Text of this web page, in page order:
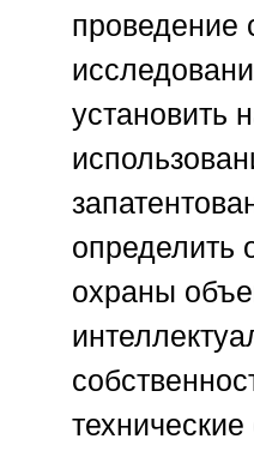
проведение
установить
определить
охраны